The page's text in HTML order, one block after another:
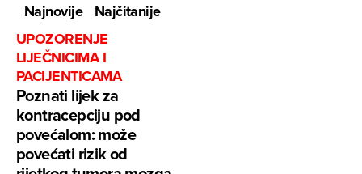
Najnovije
Najčitanije
UPOZORENJE
LIJEČNICIMA I
PACIJENTICAMA
Poznati lijek za
kontracepciju pod
povećalom: može
povećati rizik od